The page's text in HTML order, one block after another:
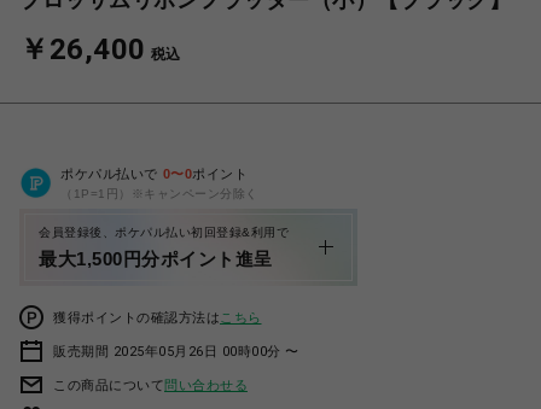
￥26,400 税込
ポケパル払いで 0〜0ポイント
（1P=1円）※キャンペーン分除く
会員登録後、ポケパル払い初回登録&利用で
最大1,500円分ポイント進呈
獲得ポイントの確認方法は こちら
販売期間 2025年05月26日 00時00分 〜
この商品について問い合わせる